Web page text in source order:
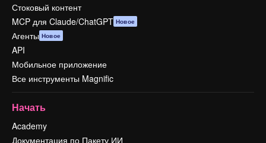
Стоковый контент
MCP для Claude/ChatGPT Новое
Агенты Новое
API
Мобильное приложение
Все инструменты Magnific
Начать
Academy
Документация по Пакету ИИ